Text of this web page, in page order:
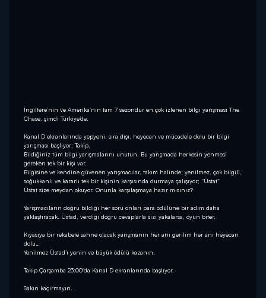
İngiltere’nin ve Amerika’nın tam 7 sezondur en çok izlenen bilgi yarışması The
Chase, şimdi Türkiye’de.
Kanal D ekranlarında yepyeni, sıra dışı, heyecan ve mücadele dolu bir bilgi
yarışması başlıyor: Takip.
Bildiğiniz tüm bilgi yarışmalarını unutun. Bu yarışmada herkesin yenmesi
gereken tek bir kişi var.
Bilgisine ve kendine güvenen yarışmacılar, takım halinde; yenilmez, çok bilgili,
soğukkanlı ve kararlı tek bir kişinin karşısında durmaya çalışıyor; “Üstat”
Üstat size meydan okuyor. Onunla karşılaşmaya hazır mısınız?
Yarışmacıların doğru bildiği her soru onları para ödülüne bir adım daha
yaklaştıracak. Üstad, verdiği doğru cevaplarla sizi yakalarsa, oyun biter.
Kıyasıya bir rekabete sahne olacak yarışmanın her anı gerilim her anı heyecan
dolu…
Yenilmez Üstad’ı yenin ve büyük ödülü kazanın.
Takip Çarşamba 23:00'da Kanal D ekranlarında başlıyor.
Sakın kaçırmayın.